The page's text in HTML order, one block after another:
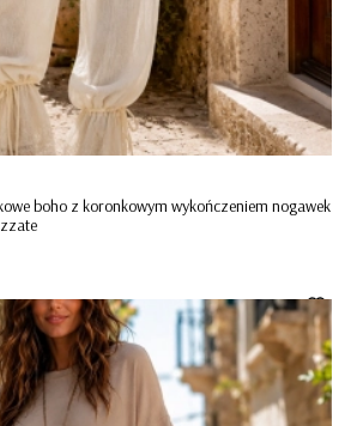
boho z koronkowym wykończeniem nogawek